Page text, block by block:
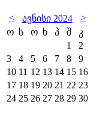
< ავნისი 2024
>
ო ს ო ხ პ შ
კ
1
2
3
4 5 6 7 8
9
10 11 12 13 14 15 16
17 18 19 20 21 22 23
24 25 26 27 28 29 30